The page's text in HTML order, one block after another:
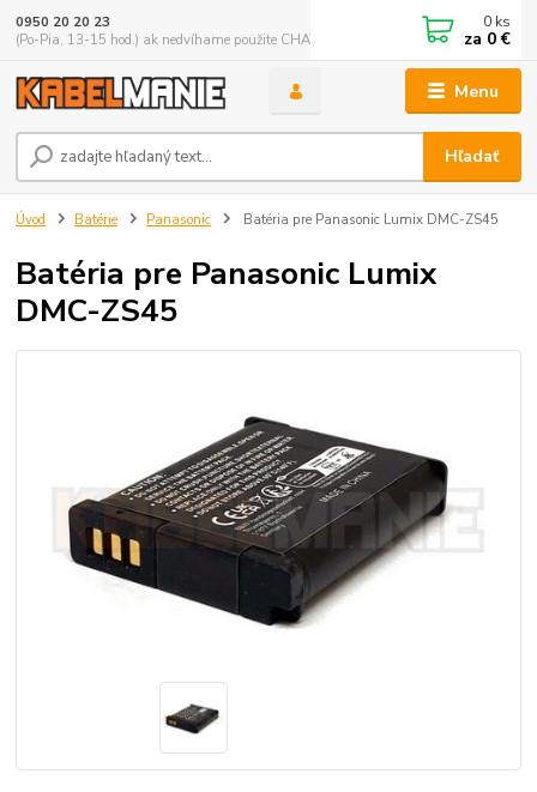
Menu
Hľadať
0950 20 20 23
(Po-Pia, 13-15 hod.) ak nedvíhame použite CHATBOX
0 ks
za 0 €
Úvod Batérie Panasonic Batéria pre Panasonic Lumix DMC-ZS45
Batéria pre Panasonic Lumix
DMC-ZS45